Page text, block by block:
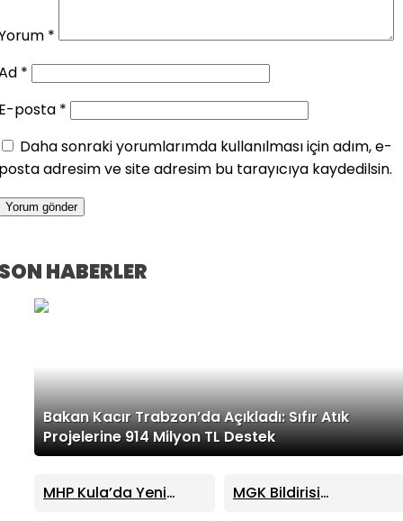
*
*
posta *
Daha sonraki yorumlarımda kullanılması için adım, e-
adresim ve site adresim bu tarayıcıya kaydedilsin.
HABERLER
Bakan Kacır Trabzon’da Açıkladı: Sıfır Atık
Projelerine 914 Milyon TL Destek
MHP Kula’da Yeni
MGK Bildirisi